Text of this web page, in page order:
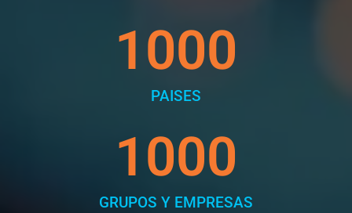
PAISES
1000
GRUPOS Y EMPRESAS
1000